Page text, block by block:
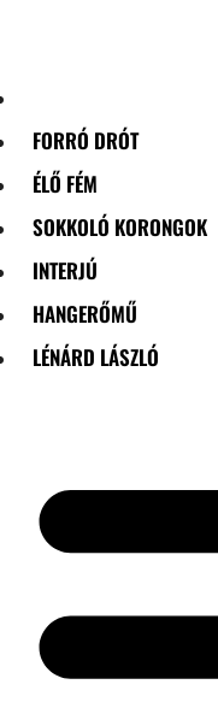
FORRÓ DRÓT
ÉLŐ FÉM
SOKKOLÓ KORONGOK
INTERJÚ
HANGERŐMŰ
LÉNÁRD LÁSZLÓ